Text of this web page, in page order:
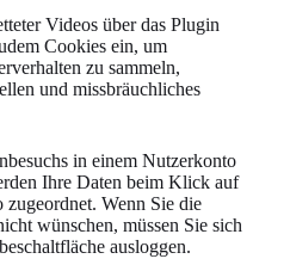
Videos über das Plugin
Cookies ein, um
zu sammeln,
und missbräuchliches
in einem Nutzerkonto
Ihre Daten beim Klick auf
Wenn Sie die
wünschen, müssen Sie sich
ausloggen.